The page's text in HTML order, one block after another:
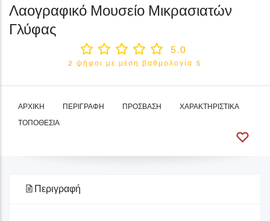
Λαογραφικό Μουσείο Μικρασιατών
Γλύφας
5.0
2 ψήφοι με μέση βαθμολογία 5
ΑΡΧΙΚΉ ΠΕΡΙΓΡΑΦΉ ΠΡΌΣΒΑΣΗ
ΧΑΡΑΚΤΗΡΙΣΤΙΚΆ
ΤΟΠΟΘΕΣΊΑ
Περιγραφή